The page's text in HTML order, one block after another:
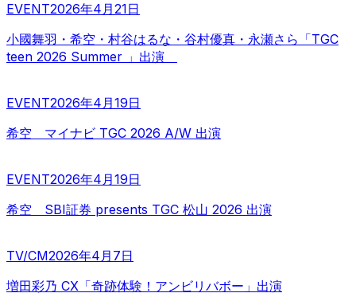
EVENT2026年4月21日
小國舞羽・希空・村谷はるな・谷村優真・永瀬さら「TGC
teen 2026 Summer 」出演
EVENT2026年4月19日
希空 マイナビ TGC 2026 A/W 出演
EVENT2026年4月19日
希空 SBI証券 presents TGC 松山 2026 出演
TV/CM2026年4月7日
増田彩乃 CX「奇跡体験！アンビリバボー」出演